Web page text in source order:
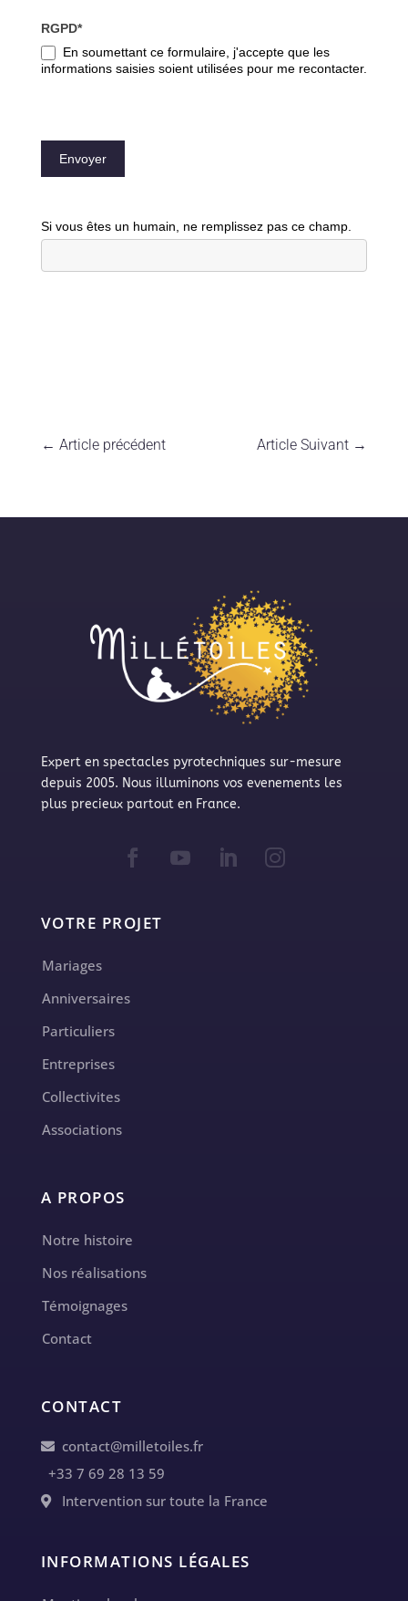
RGPD*
En soumettant ce formulaire, j'accepte que les
informations saisies soient utilisées pour me recontacter.
Envoyer
Si vous êtes un humain, ne remplissez pas ce champ.
← Article précédent Article Suivant →
Expert en spectacles pyrotechniques sur-mesure
depuis 2005. Nous illuminons vos evenements les
plus precieux partout en France.
VOTRE PROJET
Mariages
Anniversaires
Particuliers
Entreprises
Collectivites
Associations
A PROPOS
Notre histoire
Nos réalisations
Témoignages
Contact
CONTACT
contact@milletoiles.fr
+33 7 69 28 13 59
Intervention sur toute la France
INFORMATIONS LÉGALES